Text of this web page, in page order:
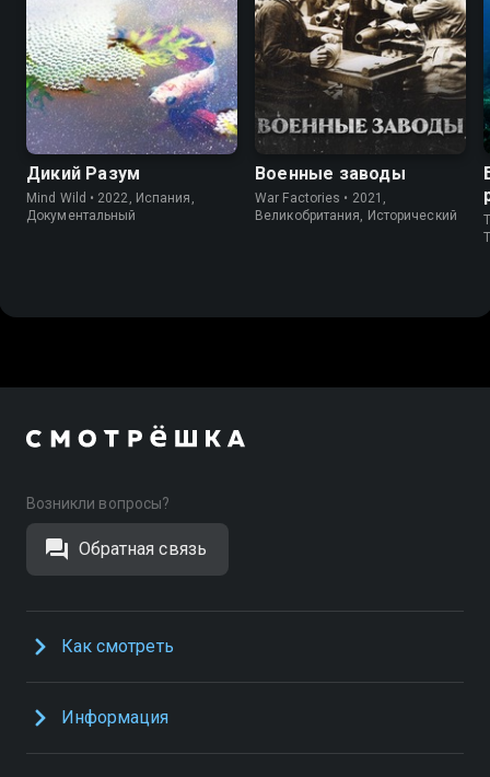
Дикий Разум
Mind Wild • 2022, Испания,
Документальный
Военные заводы
War Factories • 2021,
Великобритания, Исторический
Возникли вопросы?
Обратная связь
Как смотреть
Информация